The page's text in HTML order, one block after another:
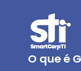
O que é